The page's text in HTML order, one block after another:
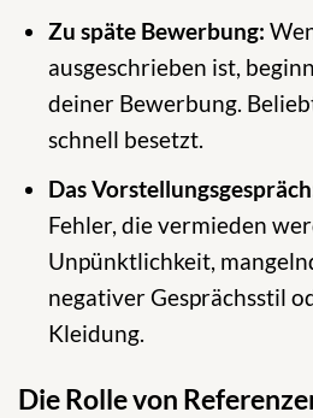
Zu späte Bewerbung:
ausgeschrieben ist,
deiner Bewerbung.
schnell besetzt.
Das
Fehler, die vermieden
Unpünktlichkeit,
negativer Gesprächsstil
Kleidung.
Die Rolle von